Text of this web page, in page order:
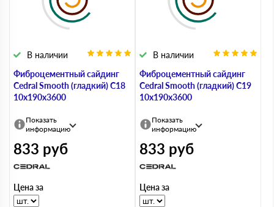
Фиброцементный сайдинг
Cedral Smooth (гладкий) С18
10х190х3600
В наличии
Показать
информацию
833 руб
Цена за
Фиброцементный сайдинг
Cedral Smooth (гладкий) С19
10х190х3600
В наличии
Показать
информацию
833 руб
Цена за